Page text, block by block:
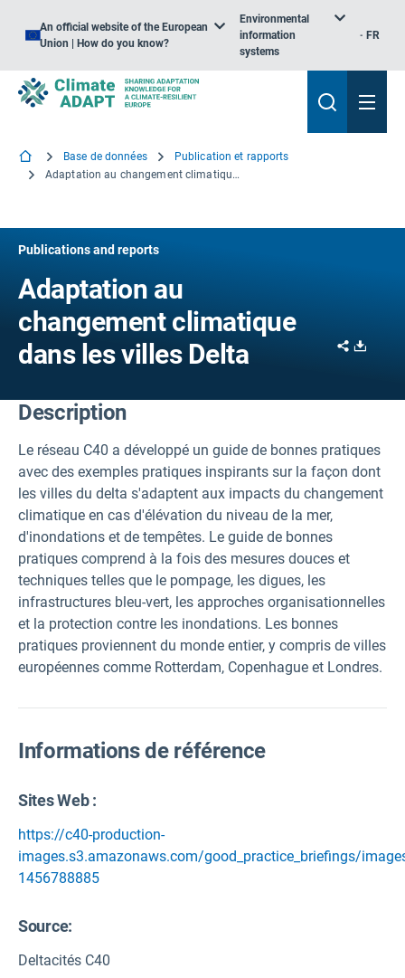
An official website of the European
Union | How do you know?
Environmental
information
systems
FR
Base de données
Publication et rapports
Adaptation au changement climatique dans les villes Delta
Publications and reports
Adaptation au
changement climatique
dans les villes Delta
Share
Description
Le réseau C40 a développé un guide de bonnes pratiques
avec des exemples pratiques inspirants sur la façon dont
les villes du delta s'adaptent aux impacts du changement
climatique en cas d'élévation du niveau de la mer,
d'inondations et de tempêtes. Le guide de bonnes
pratiques comprend à la fois des mesures douces et
techniques telles que le pompage, les digues, les
infrastructures bleu-vert, les approches organisationnelles
et la protection contre les inondations. Les bonnes
pratiques proviennent du monde entier, y compris de villes
européennes comme Rotterdam, Copenhague et Londres.
Informations de référence
Sites Web :
https://c40-production-
images.s3.amazonaws.com/good_practice_briefings/
1456788885
Source:
Deltacités C40